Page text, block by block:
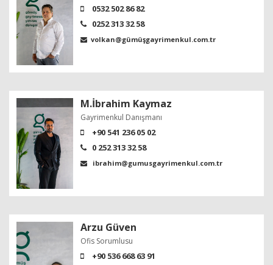
0532 502 86 82
0252 313 32 58
volkan@gümüşgayrimenkul.com.tr
M.İbrahim Kaymaz
Gayrimenkul Danışmanı
+90 541 236 05 02
0 252 313 32 58
ibrahim@gumusgayrimenkul.com.tr
Arzu Güven
Ofis Sorumlusu
+90 536 668 63 91